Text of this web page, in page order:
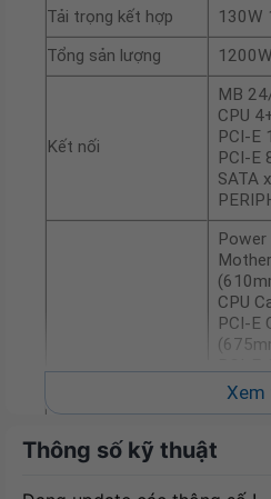
Tải trọng kết hợp
130W
Tổng sản lượng
1200W
Kết nối
MB
CPU
PCI-E
PCI-E
SATA
Power
CPU
PCI-E
PCI-
Xem
Thông số kỹ thuật